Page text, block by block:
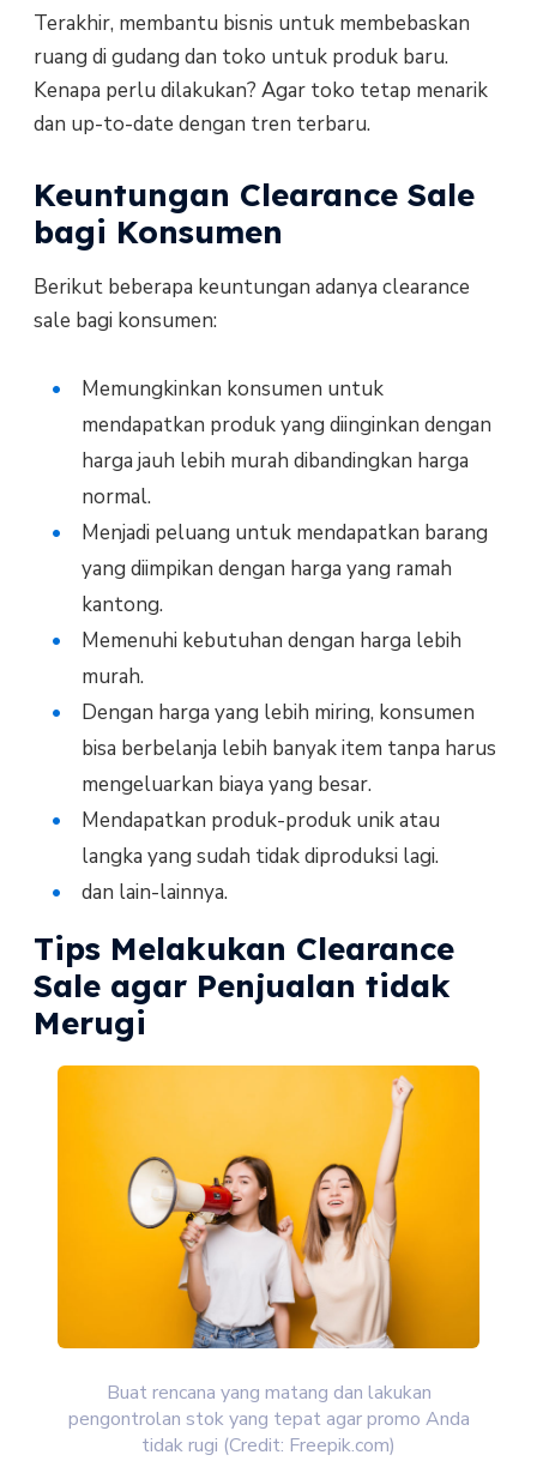
Terakhir, membantu bisnis untuk membebaskan
ruang di gudang dan toko untuk produk baru.
Kenapa perlu dilakukan? Agar toko tetap menarik
dan up-to-date dengan tren terbaru.
Keuntungan Clearance Sale
bagi Konsumen
Berikut beberapa keuntungan adanya clearance
sale bagi konsumen:
Memungkinkan konsumen untuk
mendapatkan produk yang diinginkan dengan
harga jauh lebih murah dibandingkan harga
normal.
Menjadi peluang untuk mendapatkan barang
yang diimpikan dengan harga yang ramah
kantong.
Memenuhi kebutuhan dengan harga lebih
murah.
Dengan harga yang lebih miring, konsumen
bisa berbelanja lebih banyak item tanpa harus
mengeluarkan biaya yang besar.
Mendapatkan produk-produk unik atau
langka yang sudah tidak diproduksi lagi.
dan lain-lainnya.
Tips Melakukan Clearance
Sale agar Penjualan tidak
Merugi
Buat rencana yang matang dan lakukan
pengontrolan stok yang tepat agar promo Anda
tidak rugi (Credit: Freepik.com)